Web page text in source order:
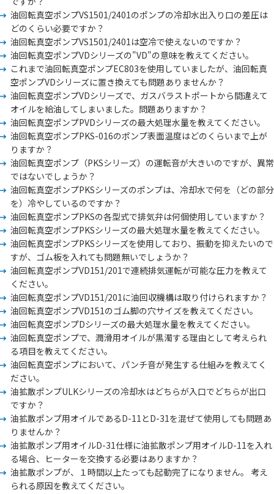
油回転真空ポンプVS1501/2401のポンプの冷却水出入り口の差圧は
どのくらい必要ですか？
油回転真空ポンプVS1501/2401は空冷で使えないのですか？
油回転真空ポンプVDシリーズの"VD"の意味を教えてください。
これまで油回転真空ポンプEC803を使用していましたが、油回転真
空ポンプVDシリーズに置き換えても問題ありませんか？
油回転真空ポンプVDシリーズで、ガスバラストポートから間違えて
オイルを給油してしまいました。問題ありますか？
油回転真空ポンプPVDシリーズの最大処理水量を教えてください。
油回転真空ポンプPKS-016のポンプ表面温度はどのくらいまで上が
りますか？
油回転真空ポンプ（PKSシリーズ）の運転音が大きいのですが、異常
ではないでしょうか？
油回転真空ポンプPKSシリーズのポンプは、冷却水で何を（どの部分
を）冷やしているのですか？
油回転真空ポンプPKSの各型式で排気弁は何個使用していますか？
油回転真空ポンプPKSシリーズの最大処理水量を教えてください。
油回転真空ポンプPKSシリーズを使用しており、振動を抑えたいので
すが、ゴム板を入れても問題無いでしょうか？
油回転真空ポンプVD151/201で連続排気運転が可能な圧力を教えて
ください。
油回転真空ポンプVD151/201に油回収機構は取り付けられますか？
油回転真空ポンプVD151のゴム脚の穴サイズを教えてください。
油回転真空ポンプDシリーズの最大処理水量を教えてください。
油回転真空ポンプで、潤滑用オイルが黒濁する理由として考えられ
る項目を教えてください。
油回転真空ポンプにおいて、パンチ音が発生する仕組みを教えてく
ださい。
油拡散ポンプULKシリーズの冷却水はどちらが入口でどちらが出口
ですか？
油拡散ポンプ用オイルであるD-11とD-31を混ぜて使用しても問題あ
りませんか？
油拡散ポンプ用オイルD-31仕様に油拡散ポンプ用オイルD-11を入れ
る場合、ヒーターを交換する必要はありますか？
油拡散ポンプが、１時間以上たっても起動完了になりません。 考え
られる原因を教えてください。